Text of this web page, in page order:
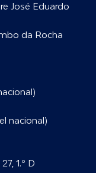
José Eduardo
da Rocha
nacional)
1.º D